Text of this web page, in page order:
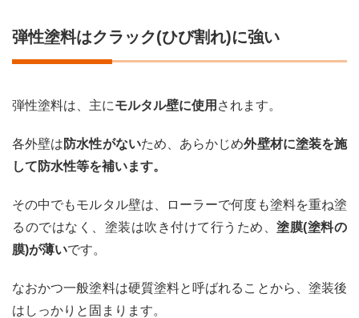
弾性塗料はクラック(ひび割れ)に強い
弾性塗料は、主にモルタル壁に使用 されます。
各外壁は 防水性がないため、あらかじめ外壁材に塗装を施
して防水性等を補います。
その中でもモルタル壁は、ローラーで何度も塗料を重ね塗
るのではなく、塗装は吹き付けて行うため、塗膜(塗料の
膜)が薄いです。
なおかつ一般塗料は硬質塗料と呼ばれることから、塗装後
はしっかりと固まります。